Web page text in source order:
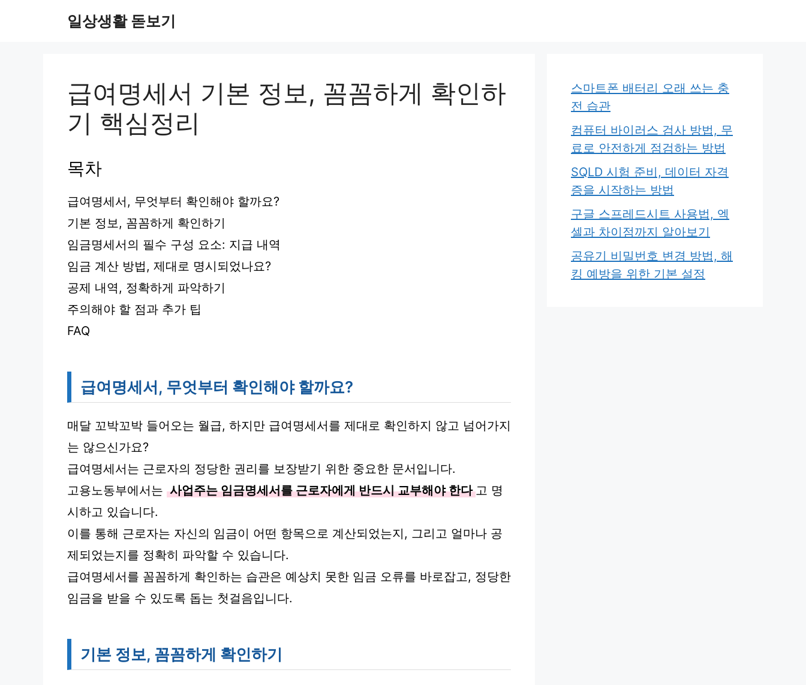
일상생활 돋보기
급여명세서 기본 정보, 꼼꼼하게 확인하
기 핵심정리
목차
급여명세서, 무엇부터 확인해야 할까요?
기본 정보, 꼼꼼하게 확인하기
임금명세서의 필수 구성 요소: 지급 내역
임금 계산 방법, 제대로 명시되었나요?
공제 내역, 정확하게 파악하기
주의해야 할 점과 추가 팁
FAQ
급여명세서, 무엇부터 확인해야 할까요?
매달 꼬박꼬박 들어오는 월급, 하지만 급여명세서를 제대로 확인하지 않고 넘어가지
는 않으신가요?
급여명세서는 근로자의 정당한 권리를 보장받기 위한 중요한 문서입니다.
고용노동부에서는 사업주는 임금명세서를 근로자에게 반드시 교부해야 한다 고 명
시하고 있습니다.
이를 통해 근로자는 자신의 임금이 어떤 항목으로 계산되었는지, 그리고 얼마나 공
제되었는지를 정확히 파악할 수 있습니다.
급여명세서를 꼼꼼하게 확인하는 습관은 예상치 못한 임금 오류를 바로잡고, 정당한
임금을 받을 수 있도록 돕는 첫걸음입니다.
기본 정보, 꼼꼼하게 확인하기
스마트폰 배터리 오래 쓰는 충
전 습관
컴퓨터 바이러스 검사 방법, 무
료로 안전하게 점검하는 방법
SQLD 시험 준비, 데이터 자격
증을 시작하는 방법
구글 스프레드시트 사용법, 엑
셀과 차이점까지 알아보기
공유기 비밀번호 변경 방법, 해
킹 예방을 위한 기본 설정